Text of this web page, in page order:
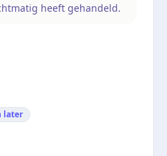
heeft gehandeld.
later